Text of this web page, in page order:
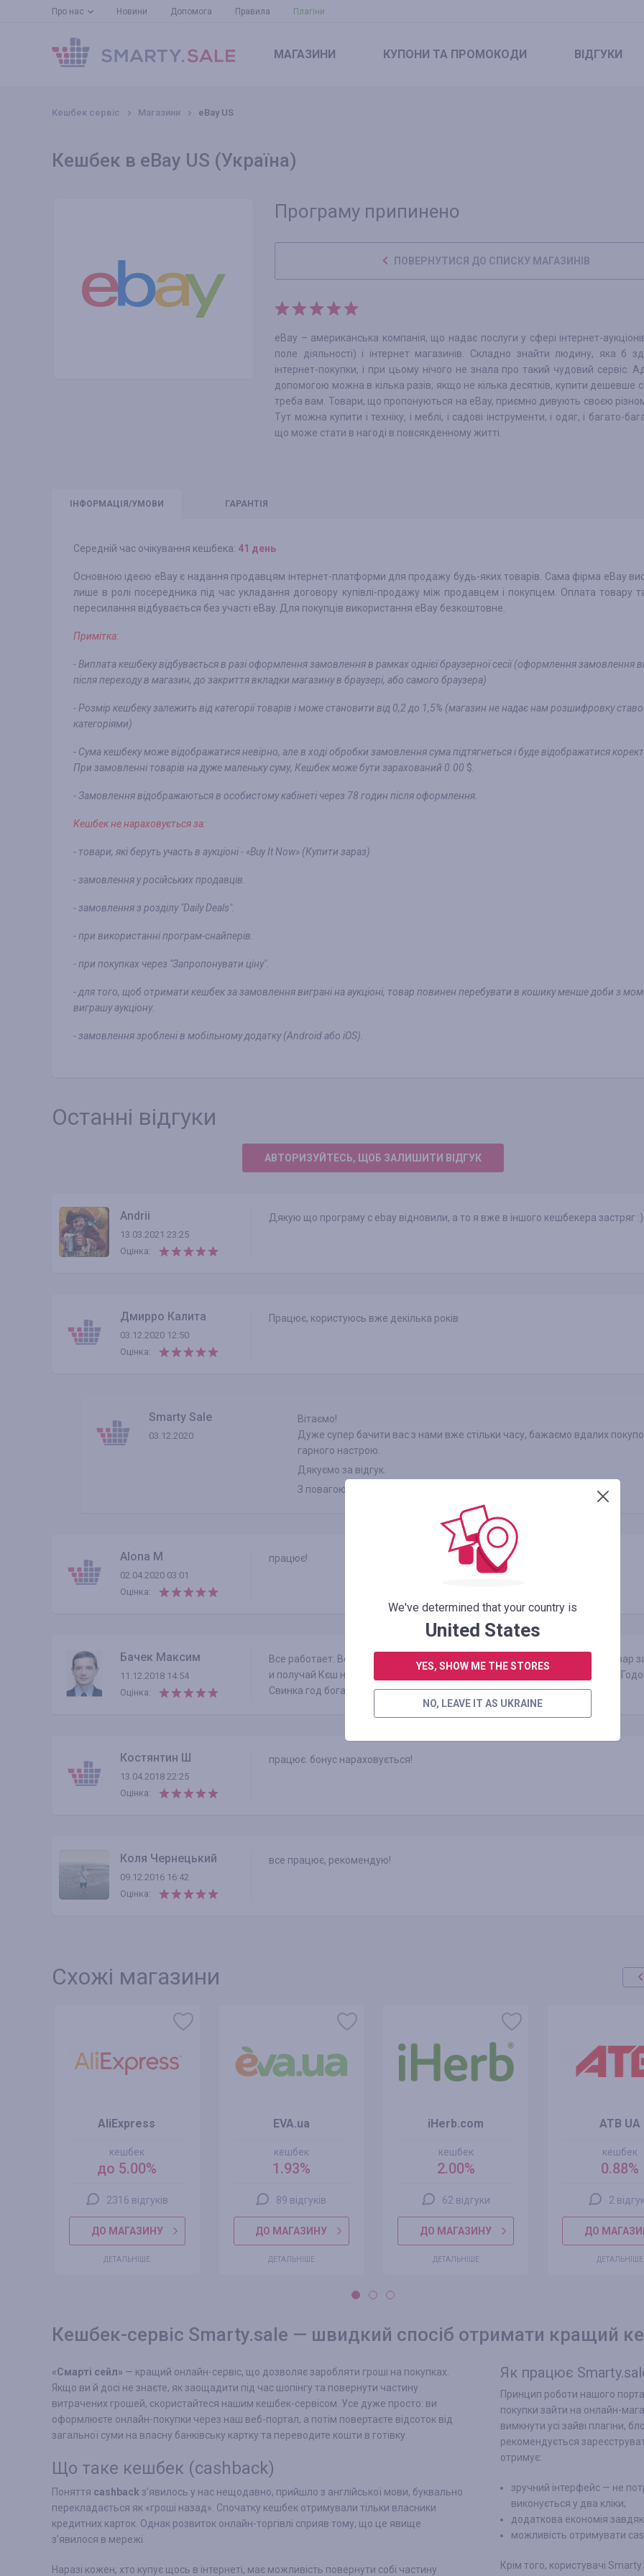
Про нас Новини Допомога Правила Плагіни
МАГАЗИНИ КУПОНИ ТА ПРОМОКОДИ ВІДГУКИ
Кешбек сервіс Магазини eBay US
Кешбек в eBay US (Україна)
Програму припинено
ПОВЕРНУТИСЯ ДО СПИСКУ МАГАЗИНІВ
eBay – американська компанія, що надає послуги у сфері інтернет-
поле діяльності) і інтернет магазинів. Складно знайти людину, яка б
інтернет-покупки, і при цьому нічого не знала про такий чудовий сервіс.
допомогою можна в кілька разів, якщо не кілька десятків, купити дешевше
треба вам. Товари, що пропонуються на eBay, приємно дивують своєю
Тут можна купити і техніку, і меблі, і садові інструменти, і одяг, і багато-
що може стати в нагоді в повсякденному житті.
ІНФО РМАЦІЯ/УМОВИ ГАРАНТІЯ
Середній час очікування кешбека: 41 день
Основною ідеєю eBay є надання продавцям інтернет-платформи для продажу будь-яких товарів. Сама фірма eBay
лише в ролі посередника під час укладання договору купівлі-продажу між продавцем і покупцем. Оплата товару
пересилання відбувається без участі eBay. Для покупців використання eBay безкоштовне.
Примітка:
- Виплата кешбеку відбувається в разі оформлення замовлення в рамках однієї браузерної сесії (оформлення замовлення
після переходу в магазин, до закриття вкладки магазину в браузері, або самого браузера)
- Розмір кешбеку залежить від категорії товарів і може становити від 0,2 до 1,5% (магазин не надає нам розшифровку
категоріями)
- Сума кешбеку може відображатися невірно, але в ході обробки замовлення сума підтягнеться і буде відображатися
При замовленні товарів на дуже маленьку суму, Кешбек може бути зарахований 0.00 $
- Замовлення відображаються в особистому кабінеті через 78 годин після оформлення.
Кешбек не нараховується за:
- товари, які беруть участь в аукціоні - «Buy It Now» (Купити зараз)
- замовлення у російських продавців.
- замовлення з розділу "Daily Deals".
- при використанні програм-снайперів.
- при покупках через "Запропонувати ціну".
- для того, щоб отримати кешбек за замовлення виграні на аукціоні, товар повинен перебувати в кошику менше доби з
виграшу аукціону.
- замовлення зроблені в мобільному додатку (Android або iOS).
Останні відгуки
АВТОРИЗУЙТЕСЬ, ЩОБ ЗАЛИШИТИ ВІДГУК
Andrii
13.03.2021 23:25
Оцінка:
Дякую що програму с ebay відновили, а то я вже в іншого кешбекера застряг :)
Дмирро Калита
03.12.2020 12:50
Оцінка:
Працює, користуюсь вже декілька років
Smarty Sale
03.12.2020
Вітаємо!
Дуже супер бачити вас з нами вже стільки часу, бажаємо вдалих
гарного настрою.
Дякуємо за відгук.
З повагою, Smarty.Sale
Alona M
02.04.2020 03:01
Оцінка:
працює!
Бачек Максим
11.12.2018 14:54
Оцінка:
Все работает. Все ОК. Рекомендую. Все просто, все доступно. Покупай товар
и получай Кєш назад. Всем удачных покупок. Всех с наступающим Новым
Свинка год богатый, многим принесет удачу, поэтому всем Хрю.
Костянтин Ш
13.04.2018 22:25
Оцінка:
працює. бонус нараховується!
Коля Чернецький
09.12.2016 16:42
Оцінка:
все працює, рекомендую!
Схожі магазини
AliExpress
кешбек
до 5.00%
2316 відгуків
ДО МАГАЗИНУ
ДЕТАЛЬНІШЕ
EVA.ua
кешбек
1.93%
89 відгуків
ДО МАГАЗИНУ
ДЕТАЛЬНІШЕ
iHerb.com
кешбек
2.00%
62 відгуки
ДО МАГАЗИНУ
ДЕТАЛЬНІШЕ
ATB UA
кешбек
0.88%
2
ДО
ДЕТАЛЬНІШЕ
Кешбек-сервіс Smarty.sale — швидкий спосіб отримати кращий
«Смарті сейл» — кращий онлайн-сервіс, що дозволяє заробляти гроші на покупках.
Якщо ви й досі не знаєте, як заощадити під час шопінгу та повернути частину
витрачених грошей, скористайтеся нашим кешбек-сервісом. Усе дуже просто: ви
оформлюєте онлайн-покупки через наш веб-портал, а потім повертаєте відсоток від
загальної суми на власну банківську картку та переводите кошти в готівку.
Що таке кешбек (cashback)
Поняття cashback з’явилось у нас нещодавно, прийшло з англійської мови, буквально
перекладається як «гроші назад». Спочатку кешбек отримували тільки власники
кредитних карток. Однак розвиток онлайн-торгівлі сприяв тому, що це явище
з’явилося в мережі.
Наразі кожен, хто купує щось в інтернеті, має можливість повернути собі частину
Як працює
Принцип роботи нашого
покупки зайти на онлайн-
вимкнути усі зайві плагіни,
рекомендується
отримує:
зручний інтерфейс — не
виконується у два кліки;
додаткова економія
можливість отримувати
Крім того, користувачі
We've determined that your country is
United States
YES, SHOW ME THE STORES
NO, LEAVE IT AS UKRAINE